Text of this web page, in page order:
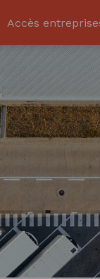
Accès